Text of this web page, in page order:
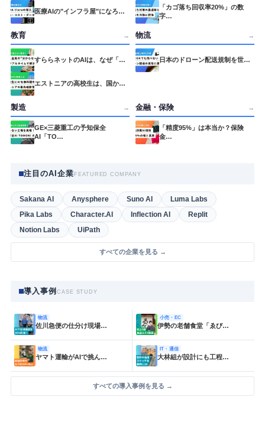
医療AIの"インフラ屋"になろ…
「カゴ落ち回収率20%」の数
字…
教育 →
すららネットのAIは、なぜ「…
エストニアの高校生は、国か…
物流 →
日本のドローン配送規制を世…
製造 →
GE×三菱重工の予知保全
AI「TO…
金融・保険 →
「精度95%」は本当か？保険
金…
注目のAI企業 FEATURED COMPANY
Sakana AI Anysphere Suno AI
Luma Labs
Pika Labs
Character.AI Inflection AI
Replit
Notion Labs
UiPath
すべての企業を見る →
導入事例CASE STUDY
物流
佐川急便の仕分け現場…
小売・EC
伊勢の老舗食堂「ゑび…
物流
ヤマト運輸がAIで挑ん…
IT・通信
大林組が設計にも工程…
すべての導入事例を見る →